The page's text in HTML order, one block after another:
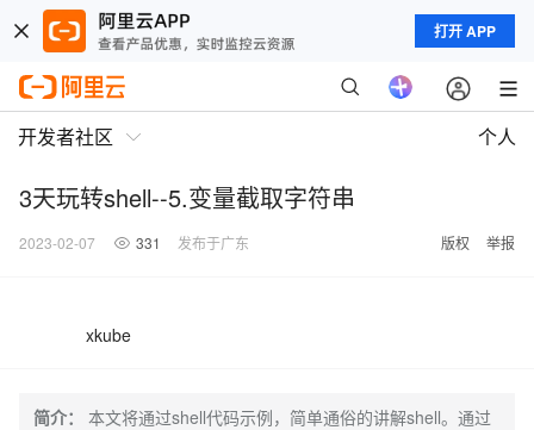
打开 APP
开发者社区 个人
3天玩转shell--5.变量截取字符串
2023-02-07 331 发布于广东 版权 举报
xkube
简介：
本文将通过shell代码示例，简单通俗的讲解shell。通过